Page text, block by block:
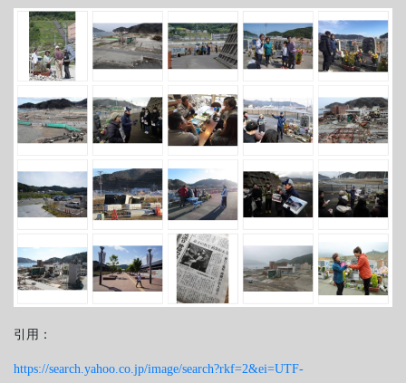
引用：
https://search.yahoo.co.jp/image/search?rkf=2&ei=UTF-